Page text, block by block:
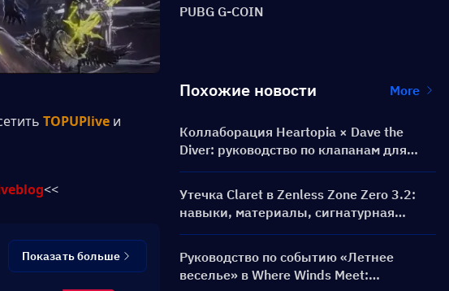
TOPUPlive и
<<
Показать больше
PUBG G-COIN
Похожие новости More
Коллаборация Heartopia × Dave the
Diver: руководство по клапанам для
дайвинга и наградам
Утечка Claret в Zenless Zone Zero 3.2:
навыки, материалы, сигнатурная
амплификатор и Ментальная картина
Руководство по событию «Летнее
веселье» в Where Winds Meet: